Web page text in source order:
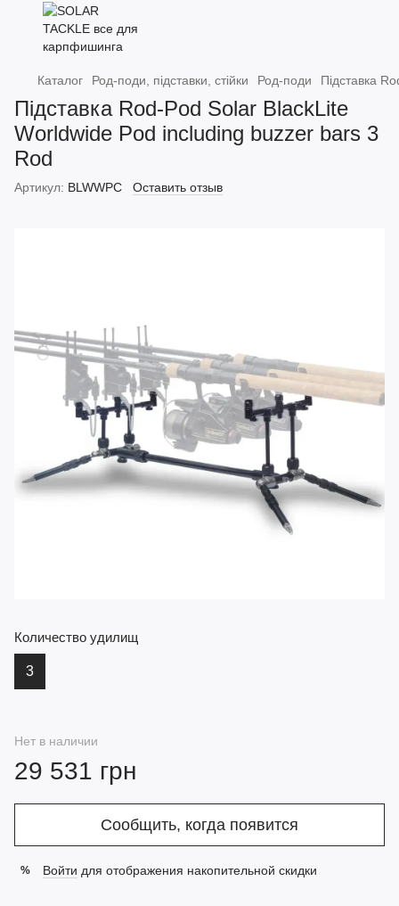
Каталог Род-поди, підставки, стійки Род-поди Підставка
Підставка Rod-Pod Solar BlackLite
Worldwide Pod including buzzer bars 3
Rod
Артикул: BLWWPC Оставить отзыв
Количество удилищ
3
Нет в наличии
29 531 грн
Сообщить, когда появится
% Войти для отображения накопительной скидки